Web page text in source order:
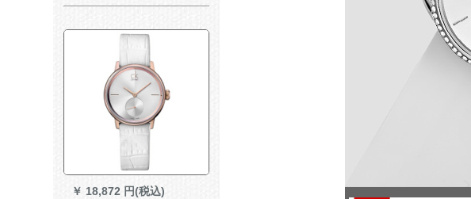
能男時計1514.PB.GT.3.3.NG
￥ 18,872 円(税込)